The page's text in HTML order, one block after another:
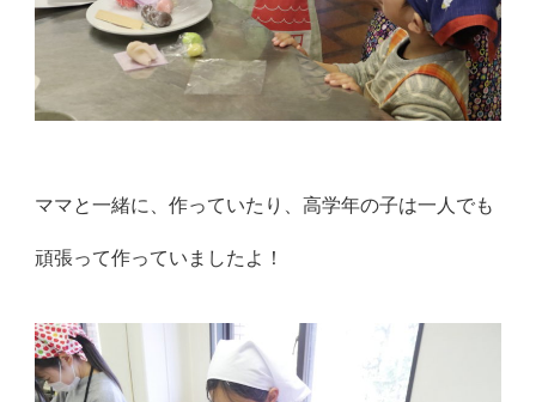
ママと一緒に、作っていたり、高学年の子は一人でも
頑張って作っていましたよ！